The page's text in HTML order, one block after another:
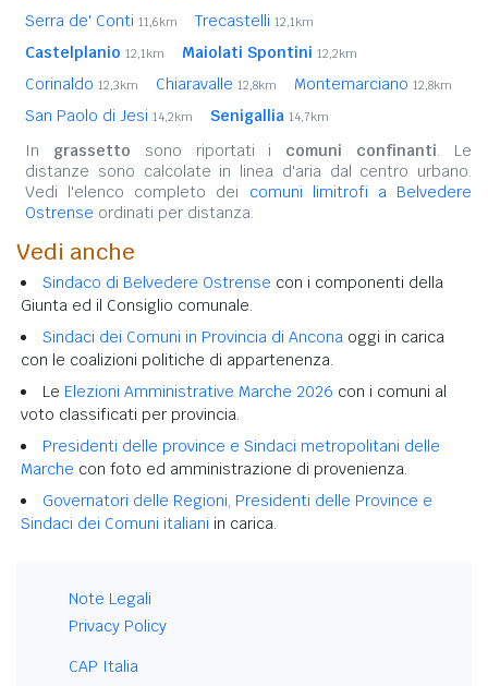
Serra de' Conti 11,6km Trecastelli 12,1km
Castelplanio 12,1km Maiolati Spontini 12,2km
Corinaldo 12,3km Chiaravalle 12,8km Montemarciano 12,8km
San Paolo di Jesi 14,2km Senigallia 14,7km
In grassetto sono riportati i comuni confinanti. Le
distanze sono calcolate in linea d'aria dal centro urbano.
Vedi l'elenco completo dei comuni limitrofi a Belvedere
Ostrense ordinati per distanza.
Vedi anche
Sindaco di Belvedere Ostrense con i componenti della
Giunta ed il Consiglio comunale.
Sindaci dei Comuni in Provincia di Ancona oggi in carica
con le coalizioni politiche di appartenenza.
Le Elezioni Amministrative Marche 2026 con i comuni al
voto classificati per provincia.
Presidenti delle province e Sindaci metropolitani delle
Marche con foto ed amministrazione di provenienza.
Governatori delle Regioni, Presidenti delle Province e
Sindaci dei Comuni italiani in carica.
Note Legali
Privacy Policy
CAP Italia